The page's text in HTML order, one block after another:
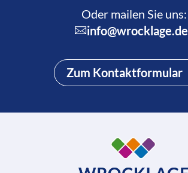
Oder mailen Sie uns:
info@wrocklage.de
Zum Kontaktformular